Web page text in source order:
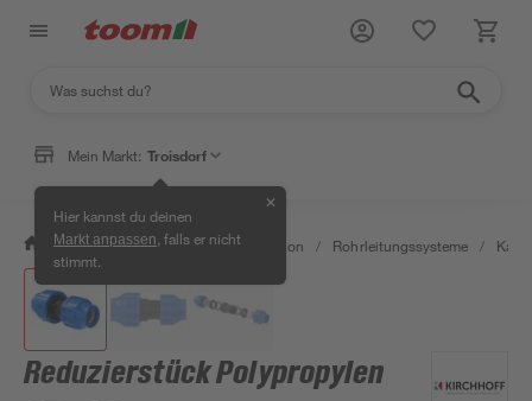
Mein Markt: Troisdorf
Hier kannst du deinen
Markt anpassen , falls er nicht
stimmt.
✕
/ Bad & Sanitär / Sanitärinstallation / Rohrleitungssysteme /
Reduzierstück Polypropylen